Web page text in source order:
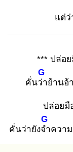
แต่ว่
*** ปล่อ
คั่นว่า
G
ย้านอ้
ปล่อยมื
คั่นว่ายังจำ
G
ควา